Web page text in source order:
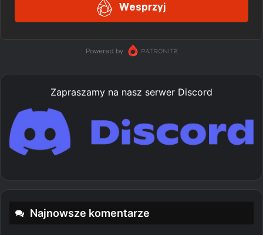
Zapraszamy na nasz serwer Discord
Najnowsze komentarze